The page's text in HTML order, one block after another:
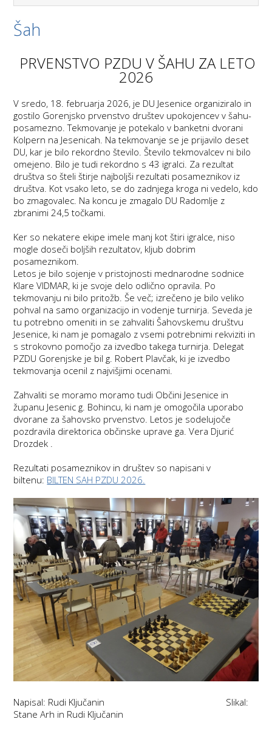
Šah
PRVENSTVO PZDU V ŠAHU ZA LETO
2026
V sredo, 18. februarja 2026, je DU Jesenice organiziralo in
gostilo Gorenjsko prvenstvo društev upokojencev v šahu-
posamezno. Tekmovanje je potekalo v banketni dvorani
Kolpern na Jesenicah. Na tekmovanje se je prijavilo deset
DU, kar je bilo rekordno število. Število tekmovalcev ni bilo
omejeno. Bilo je tudi rekordno s 43 igralci. Za rezultat
društva so šteli štirje najboljši rezultati posameznikov iz
društva. Kot vsako leto, se do zadnjega kroga ni vedelo, kdo
bo zmagovalec. Na koncu je zmagalo DU Radomlje z
zbranimi 24,5 točkami.
Ker so nekatere ekipe imele manj kot štiri igralce, niso
mogle doseči boljših rezultatov, kljub dobrim
posameznikom.
Letos je bilo sojenje v pristojnosti mednarodne sodnice
Klare VIDMAR, ki je svoje delo odlično opravila. Po
tekmovanju ni bilo pritožb. Še več; izrečeno je bilo veliko
pohval na samo organizacijo in vodenje turnirja. Seveda je
tu potrebno omeniti in se zahvaliti Šahovskemu društvu
Jesenice, ki nam je pomagalo z vsemi potrebnimi rekviziti in
s strokovno pomočjo za izvedbo takega turnirja. Delegat
PZDU Gorenjske je bil g. Robert Plavčak, ki je izvedbo
tekmovanja ocenil z najvišjimi ocenami.
Zahvaliti se moramo moramo tudi Občini Jesenice in
županu Jesenic g. Bohincu, ki nam je omogočila uporabo
dvorane za šahovsko prvenstvo. Letos je sodelujoče
pozdravila direktorica občinske uprave ga. Vera Djurić
Drozdek .
Rezultati posameznikov in društev so napisani v
biltenu: BILTEN SAH PZDU 2026.
Napisal: Rudi Ključanin Slikal:
Stane Arh in Rudi Ključanin